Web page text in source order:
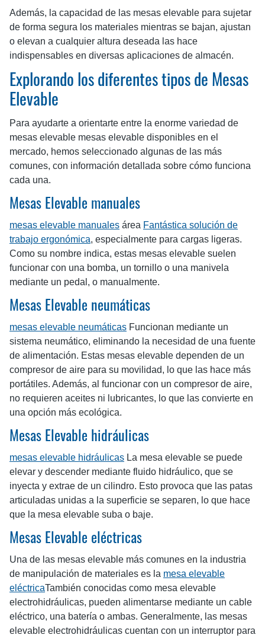
Además, la capacidad de las mesas elevable para sujetar
de forma segura los materiales mientras se bajan, ajustan
o elevan a cualquier altura deseada las hace
indispensables en diversas aplicaciones de almacén.
Explorando los diferentes tipos de Mesas
Elevable
Para ayudarte a orientarte entre la enorme variedad de
mesas elevable mesas elevable disponibles en el
mercado, hemos seleccionado algunas de las más
comunes, con información detallada sobre cómo funciona
cada una.
Mesas Elevable manuales
mesas elevable manuales área Fantástica solución de
trabajo ergonómica, especialmente para cargas ligeras.
Como su nombre indica, estas mesas elevable suelen
funcionar con una bomba, un tornillo o una manivela
mediante un pedal, o manualmente.
Mesas Elevable neumáticas
mesas elevable neumáticas Funcionan mediante un
sistema neumático, eliminando la necesidad de una fuente
de alimentación. Estas mesas elevable dependen de un
compresor de aire para su movilidad, lo que las hace más
portátiles. Además, al funcionar con un compresor de aire,
no requieren aceites ni lubricantes, lo que las convierte en
una opción más ecológica.
Mesas Elevable hidráulicas
mesas elevable hidráulicas La mesa elevable se puede
elevar y descender mediante fluido hidráulico, que se
inyecta y extrae de un cilindro. Esto provoca que las patas
articuladas unidas a la superficie se separen, lo que hace
que la mesa elevable suba o baje.
Mesas Elevable eléctricas
Una de las mesas elevable más comunes en la industria
de manipulación de materiales es la mesa elevable
eléctricaTambién conocidas como mesa elevable
electrohidráulicas, pueden alimentarse mediante un cable
eléctrico, una batería o ambas. Generalmente, las mesas
elevable electrohidráulicas cuentan con un interruptor para